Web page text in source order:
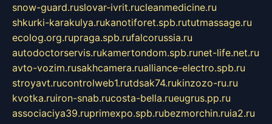
snow-guard.ruslovar-ivrit.rucleanmedicine.ru
shkurki-karakulya.rukanotiforet.spb.rututmassage.ru
ecolog.org.rupraga.spb.rufalcorussia.ru
autodoctorservis.rukamertondom.spb.runet-life.net.ru
avto-vozim.rusakhcamera.rualliance-electro.spb.ru
stroyavt.rucontrolweb1.rutdsak74.rukinzozo-ru.ru
kvotka.ruiron-snab.rucosta-bella.rueugrus.pp.ru
associaciya39.ruprimexpo.spb.rubezmorchin.ruia2.ru